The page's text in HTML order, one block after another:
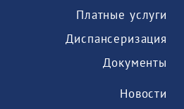
Платные услуги
Диспансеризация
Документы
Новости